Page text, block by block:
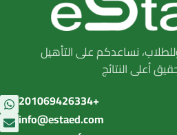
نساعدكم على التأهيل
أعلى النتائج
201069426334+
info@estaed.com